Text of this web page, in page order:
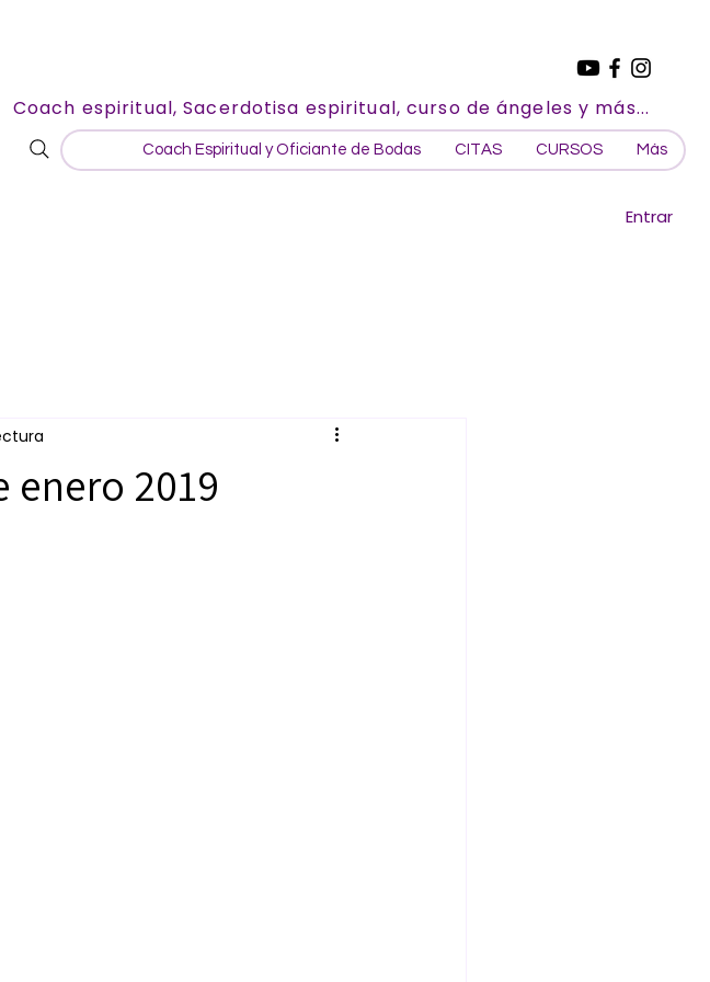
Coach espiritual, Sacerdotisa espiritual, curso de ángeles y más...
Coach Espiritual y Oficiante de Bodas CITAS CURSOS Más
Entrar
enero 2019